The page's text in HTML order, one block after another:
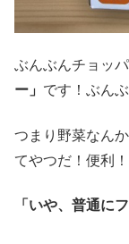
ぶんぶんチョッ
ー」 です！ぶん
つまり野菜なん
てやつだ！便利！
「いや、普通に